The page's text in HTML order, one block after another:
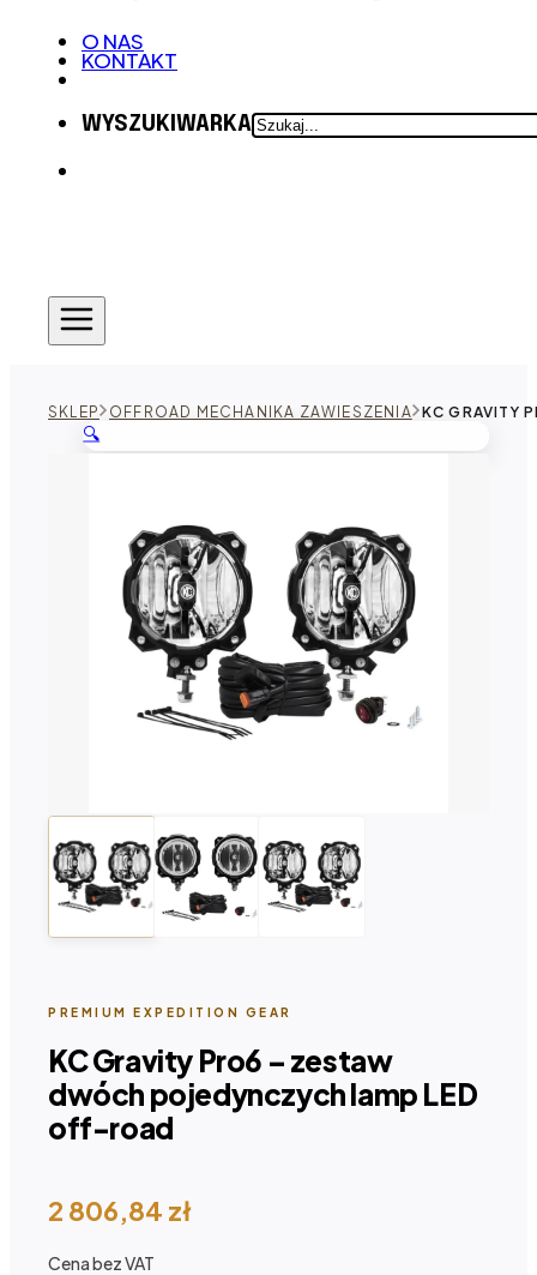
O NAS
KONTAKT
WYSZUKIWARKASZUKAJ
SKLEP OFFROAD MECHANIKA ZAWIESZENIA KC GRAVITY
🔍
PREMIUM EXPEDITION GEAR
KC Gravity Pro6 – zestaw
dwóch pojedynczych lamp LED
off-road
2 806,84 zł
Cena bez VAT